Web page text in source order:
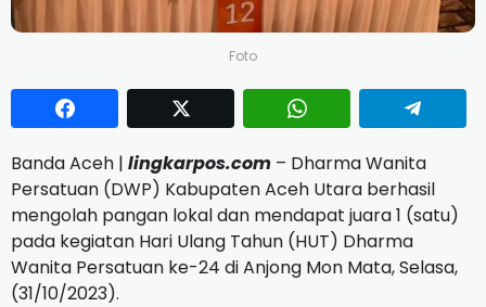
Foto
Banda Aceh | lingkarpos.com – Dharma Wanita
Persatuan (DWP) Kabupaten Aceh Utara berhasil
mengolah pangan lokal dan mendapat juara 1 (satu)
pada kegiatan Hari Ulang Tahun (HUT) Dharma
Wanita Persatuan ke-24 di Anjong Mon Mata, Selasa,
(31/10/2023).